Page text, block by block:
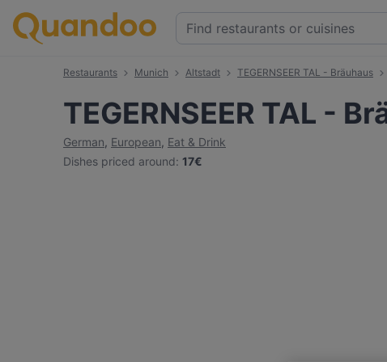
Restaurants Munich Altstadt TEGERNSEER TAL - Bräuhaus
TEGERNSEER TAL -
German, European, Eat & Drink
Dishes priced around: 17€